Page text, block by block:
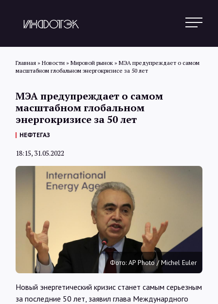
Новости
Обзоры
Интервью
Карты
О нас
Главная » Новости » Мировой рынок » МЭА предупреждает о самом
масштабном глобальном энергокризисе за 50 лет
МЭА предупреждает о самом
масштабном глобальном
энергокризисе за 50 лет
НЕФТЕГАЗ
18:15, 31.05.2022
Фото: AP Photo / Michel Euler
Новый энергетический кризис станет самым серьезным
за последние 50 лет, заявил глава Междунардного